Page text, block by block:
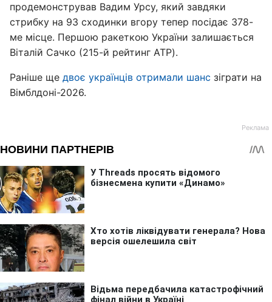
продемонстрував Вадим Урсу, який завдяки
стрибку на 93 сходинки вгору тепер посідає 378-
ме місце. Першою ракеткою України залишається
Віталій Сачко (215-й рейтинг ATP).
Раніше ще двоє українців отримали шанс зіграти на
Вімблдоні-2026.